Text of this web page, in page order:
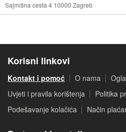
Sajmišna cesta 4 10000 Zagreb
Korisni linkovi
Kontakt i pomoć O nama
Uvjeti i pravila korištenja
Politika
Podešavanje kolačića
Način